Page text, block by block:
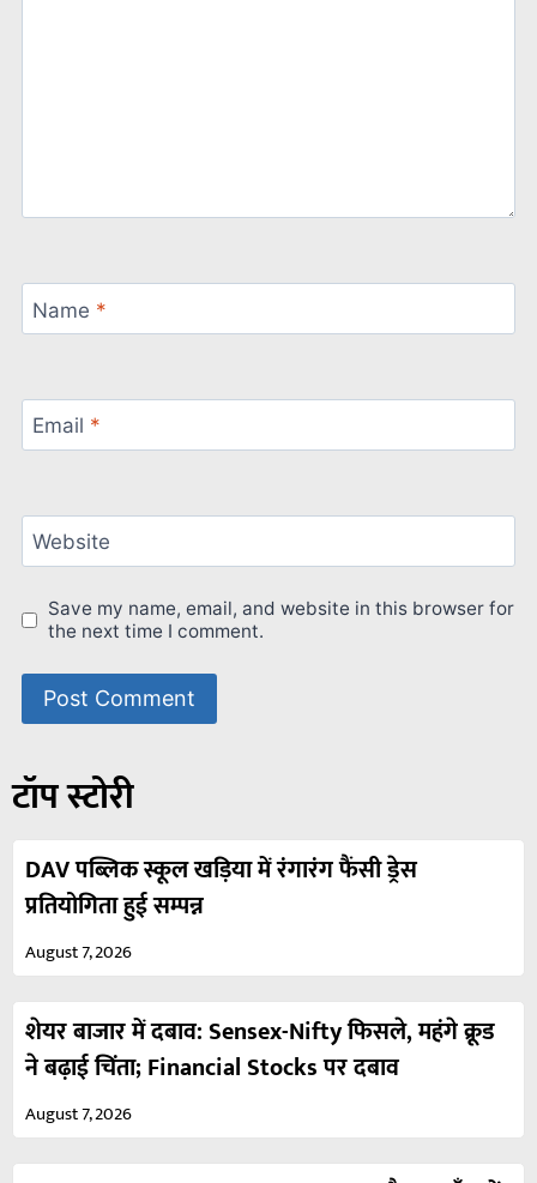
Name *
Email *
Website
Save my name, email, and website in this browser for
the next time I comment.
टॉप स्टोरी
DAV पब्लिक स्कूल खड़िया में रंगारंग फैंसी ड्रेस
प्रतियोगिता हुई सम्पन्न
August 7, 2026
शेयर बाजार में दबाव: Sensex-Nifty फिसले, महंगे क्रूड
ने बढ़ाई चिंता; Financial Stocks पर दबाव
August 7, 2026